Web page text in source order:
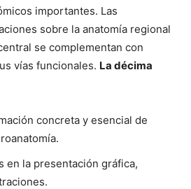
importantes. Las
sobre la anatomía regional
se complementan con
vías funcionales. La décima
concreta y esencial de
en la presentación gráfica,